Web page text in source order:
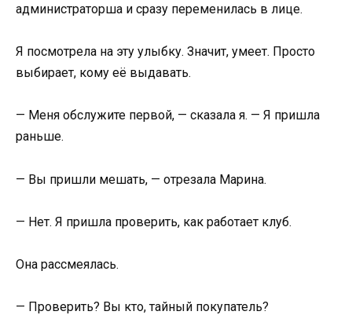
администраторша и сразу переменилась в лице.
Я посмотрела на эту улыбку. Значит, умеет. Просто
выбирает, кому её выдавать.
— Меня обслужите первой, — сказала я. — Я пришла
раньше.
— Вы пришли мешать, — отрезала Марина.
— Нет. Я пришла проверить, как работает клуб.
Она рассмеялась.
— Проверить? Вы кто, тайный покупатель?